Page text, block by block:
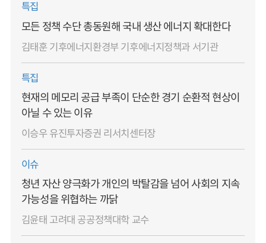
특집
모든 정책 수단 총동원해 국내 생산 에너지 확대한다
김태훈 기후에너지환경부 기후에너지정책과 서기관
특집
현재의 메모리 공급 부족이 단순한 경기 순환적 현상이
아닐 수 있는 이유
이승우 유진투자증권 리서치센터장
이슈
청년 자산 양극화가 개인의 박탈감을 넘어 사회의 지속
가능성을 위협하는 까닭
김윤태 고려대 공공정책대학 교수